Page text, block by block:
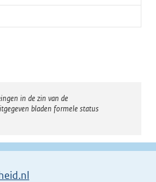
in de zin van de
bladen formele status